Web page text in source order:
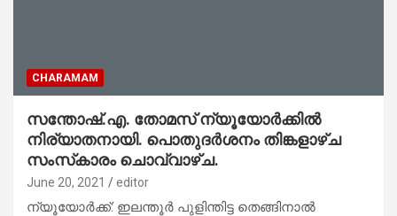
CHARAMAM
സന്തോഷ്.എ. തോമസ് ന്യൂയോർക്കിൽ
നിര്യാതനായി. പൊതുദർശനം തിങ്കളാഴ്ച
സംസ്‌കാരം ചൊവ്വാഴ്ച.
June 20, 2021 editor
ന്യൂയോർക്ക്: ഇലന്തൂർ പുളിന്തിട്ട തെങ്ങിനാൽ